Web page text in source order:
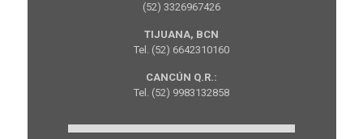
(52) 3326967426
TIJUANA, BCN
Tel. (52) 6642310160
CANCÚN Q.R.:
Tel. (52) 9983132858